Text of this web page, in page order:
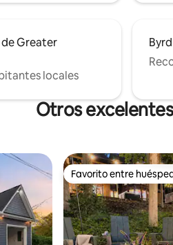
Greater
locales
Otros
huéspedes Favorito entre
Favorito entre